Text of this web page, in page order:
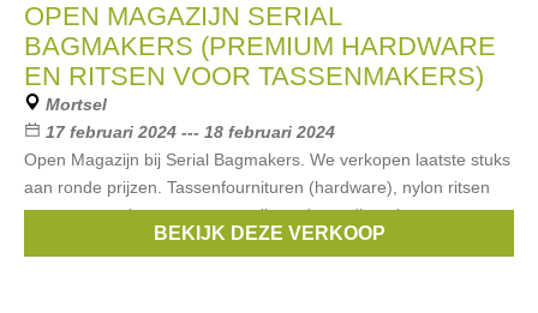
OPEN MAGAZIJN SERIAL
BAGMAKERS (PREMIUM HARDWARE
EN RITSEN VOOR TASSENMAKERS)
Mortsel
17 februari 2024 --- 18 februari 2024
Open Magazijn bij Serial Bagmakers. We verkopen laatste stuks
aan ronde prijzen. Tassenfournituren (hardware), nylon ritsen
voor tassen, ritsen met gemetaliseerde tandjes, ritsen met
BEKIJK DEZE VERKOOP